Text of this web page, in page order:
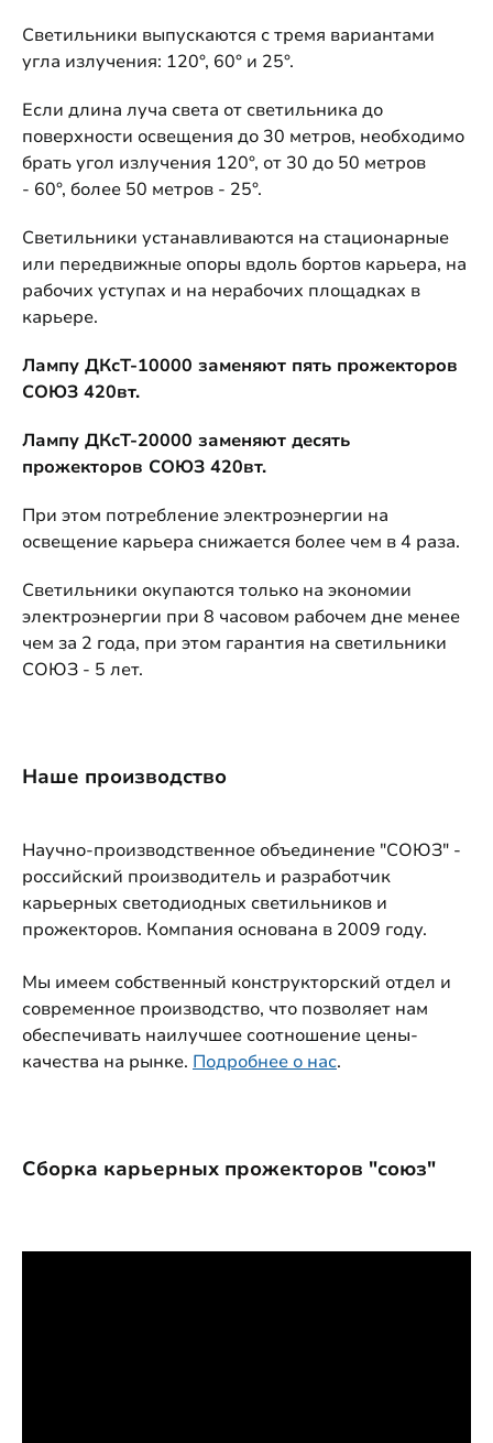
Светильники выпускаются с тремя вариантами
угла излучения: 120°, 60° и 25°.
Если длина луча света от светильника до
поверхности освещения до 30 метров, необходимо
брать угол излучения 120°, от 30 до 50 метров
- 60°, более 50 метров - 25°.
Светильники устанавливаются на стационарные
или передвижные опоры вдоль бортов карьера, на
рабочих уступах и на нерабочих площадках в
карьере.
Лампу ДКсТ-10000 заменяют пять прожекторов
СОЮЗ 420вт.
Лампу ДКсТ-20000 заменяют десять
прожекторов СОЮЗ 420вт.
При этом потребление электроэнергии на
освещение карьера снижается более чем в 4 раза.
Светильники окупаются только на экономии
электроэнергии при 8 часовом рабочем дне менее
чем за 2 года, при этом гарантия на светильники
СОЮЗ - 5 лет.
Наше производство
Научно-производственное объединение "СОЮЗ" -
российский производитель и разработчик
карьерных светодиодных светильников и
прожекторов. Компания основана в 2009 году.
Мы имеем собственный конструкторский отдел и
современное производство, что позволяет нам
обеспечивать наилучшее соотношение цены-
качества на рынке. Подробнее о нас.
Сборка карьерных прожекторов "союз"